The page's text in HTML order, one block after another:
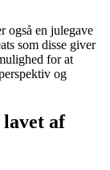
også en julegave
som disse giver
for at
og
af